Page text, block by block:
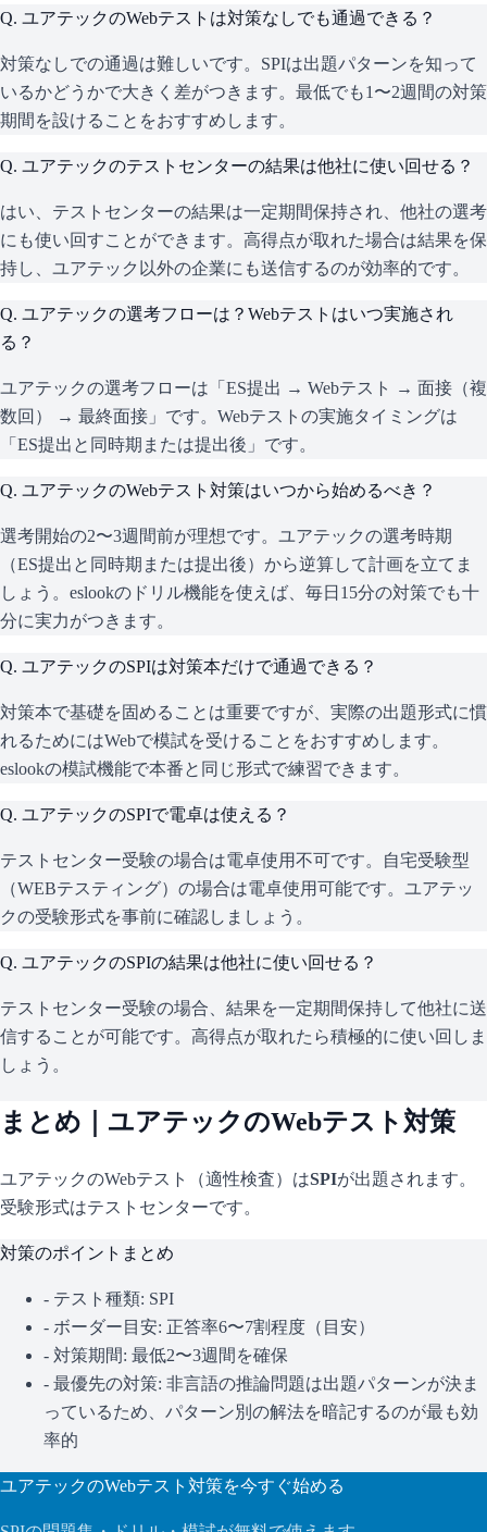
Q. ユアテックのWebテストは対策なしでも通過できる？
対策なしでの通過は難しいです。SPIは出題パターンを知って
いるかどうかで大きく差がつきます。最低でも1〜2週間の対策
期間を設けることをおすすめします。
Q. ユアテックのテストセンターの結果は他社に使い回せる？
はい、テストセンターの結果は一定期間保持され、他社の選考
にも使い回すことができます。高得点が取れた場合は結果を保
持し、ユアテック以外の企業にも送信するのが効率的です。
Q. ユアテックの選考フローは？Webテストはいつ実施され
る？
ユアテックの選考フローは「ES提出 → Webテスト → 面接（複
数回） → 最終面接」です。Webテストの実施タイミングは
「ES提出と同時期または提出後」です。
Q. ユアテックのWebテスト対策はいつから始めるべき？
選考開始の2〜3週間前が理想です。ユアテックの選考時期
（ES提出と同時期または提出後）から逆算して計画を立てま
しょう。eslookのドリル機能を使えば、毎日15分の対策でも十
分に実力がつきます。
Q. ユアテックのSPIは対策本だけで通過できる？
対策本で基礎を固めることは重要ですが、実際の出題形式に慣
れるためにはWebで模試を受けることをおすすめします。
eslookの模試機能で本番と同じ形式で練習できます。
Q. ユアテックのSPIで電卓は使える？
テストセンター受験の場合は電卓使用不可です。自宅受験型
（WEBテスティング）の場合は電卓使用可能です。ユアテッ
クの受験形式を事前に確認しましょう。
Q. ユアテックのSPIの結果は他社に使い回せる？
テストセンター受験の場合、結果を一定期間保持して他社に送
信することが可能です。高得点が取れたら積極的に使い回しま
しょう。
まとめ｜ ユアテックのWebテスト対策
ユアテックのWebテスト（適性検査）はSPIが出題されます。
受験形式はテストセンターです。
対策のポイントまとめ
- テスト種類: SPI
- ボーダー目安: 正答率6〜7割程度（目安）
- 対策期間: 最低2〜3週間を確保
- 最優先の対策: 非言語の推論問題は出題パターンが決ま
っているため、パターン別の解法を暗記するのが最も効
率的
ユアテックのWebテスト対策を今すぐ始める